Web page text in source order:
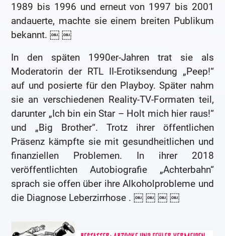
1989 bis 1996 und erneut von 1997 bis 2001
andauerte, machte sie einem breiten Publikum
bekannt. ￼ ￼
In den späten 1990er-Jahren trat sie als
Moderatorin der RTL II-Erotiksendung „Peep!“
auf und posierte für den Playboy. Später nahm
sie an verschiedenen Reality-TV-Formaten teil,
darunter „Ich bin ein Star – Holt mich hier raus!“
und „Big Brother“. Trotz ihrer öffentlichen
Präsenz kämpfte sie mit gesundheitlichen und
finanziellen Problemen. In ihrer 2018
veröffentlichten Autobiografie „Achterbahn“
sprach sie offen über ihre Alkoholprobleme und
die Diagnose Leberzirrhose . ￼ ￼ ￼ ￼